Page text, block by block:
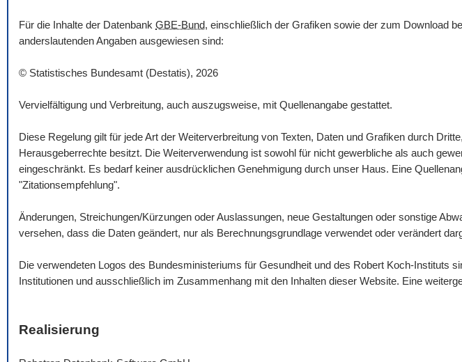
Für die Inhalte der Datenbank GBE-Bund, einschließlich der Grafiken sowie der zum Download
anderslautenden Angaben ausgewiesen sind:
© Statistisches Bundesamt (Destatis), 2026
Vervielfältigung und Verbreitung, auch auszugsweise, mit Quellenangabe gestattet.
Diese Regelung gilt für jede Art der Weiterverbreitung von Texten, Daten und Grafiken durch
Herausgeberrechte besitzt. Die Weiterverwendung ist sowohl für nicht gewerbliche als auch
eingeschränkt. Es bedarf keiner ausdrücklichen Genehmigung durch unser Haus. Eine
"Zitationsempfehlung".
Änderungen, Streichungen/Kürzungen oder Auslassungen, neue Gestaltungen oder sonstige
versehen, dass die Daten geändert, nur als Berechnungsgrundlage verwendet oder verändert
Die verwendeten Logos des Bundesministeriums für Gesundheit und des Robert Koch-Instituts
Institutionen und ausschließlich im Zusammenhang mit den Inhalten dieser Website. Eine
Realisierung